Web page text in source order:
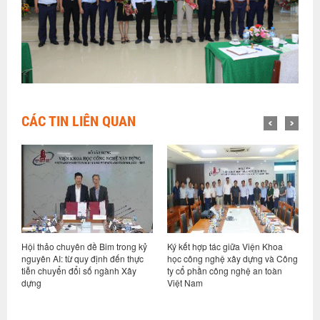
CÁC TIN LIÊN QUAN
Hội thảo chuyên đề Bim trong kỷ
nguyên AI: từ quy định đến thực
tiễn chuyển đổi số ngành Xây
dựng
Ký kết hợp tác giữa Viện Khoa
học công nghệ xây dựng và Công
ty cổ phần công nghệ an toàn
Việt Nam